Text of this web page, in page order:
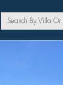
Search
form